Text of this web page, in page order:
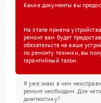
Какие документы вы
На этапе приема
ремонт вам будет
обязательств на ваше
по ремонту техники, вы
гарантийный талон.
Я уже знаю в чем
ремонт необходим. Для
диагностику?